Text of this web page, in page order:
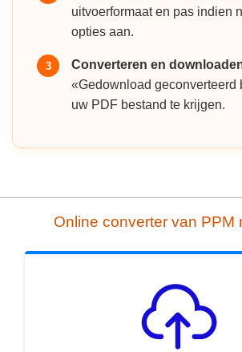
uitvoerformaat en pas indien
opties aan.
3 Converteren en
«Gedownload geconverteerd
uw PDF bestand te krijgen.
Online converter van PPM